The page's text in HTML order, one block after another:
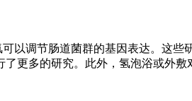
以调节肠道菌群的基因表达。这些
更多的研究。此外，氢泡浴或外敷